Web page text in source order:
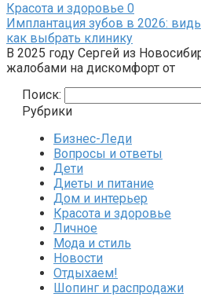
Красота и здоровье 0
Имплантация зубов в 2026:
как выбрать клинику
В 2025 году Сергей из
жалобами на дискомфорт от
Поиск:
Рубрики
Бизнес-Леди
Вопросы и ответы
Дети
Диеты и питание
Дом и интерьер
Красота и здоровье
Личное
Мода и стиль
Новости
Отдыхаем!
Шопинг и распродажи